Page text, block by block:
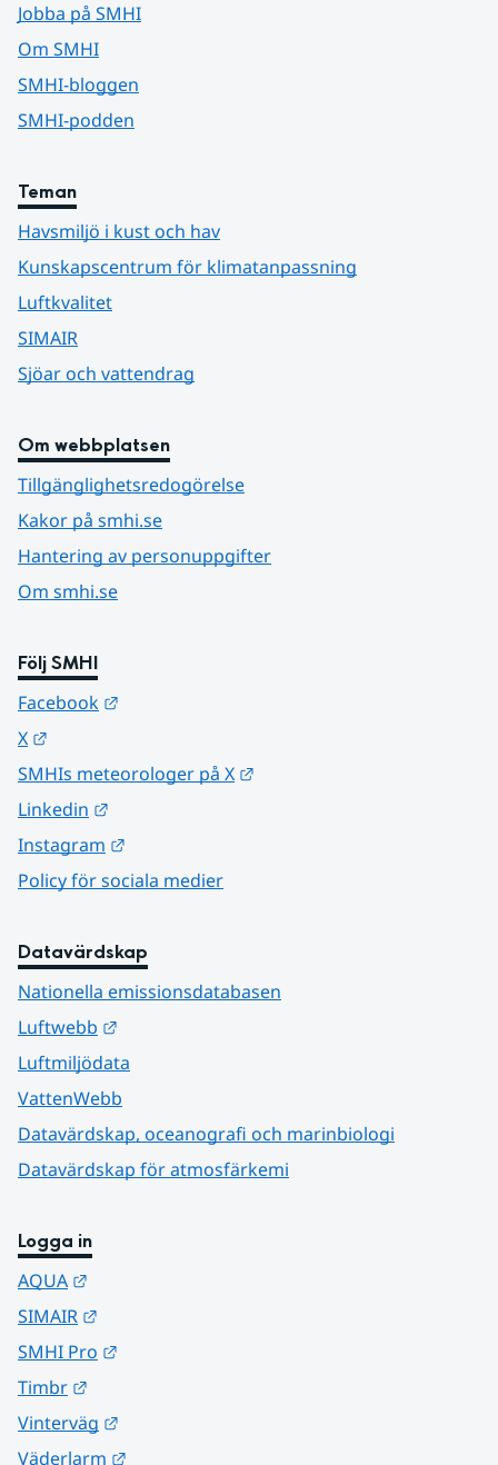
Jobba på SMHI
Om SMHI
SMHI-bloggen
SMHI-podden
Teman
Havsmiljö i kust och hav
Kunskapscentrum för klimatanpassning
Luftkvalitet
SIMAIR
Sjöar och vattendrag
Om webbplatsen
Tillgänglighetsredogörelse
Kakor på smhi.se
Hantering av personuppgifter
Om smhi.se
Följ SMHI
Facebook
X
SMHIs meteorologer på X
Linkedin
Instagram
Policy för sociala medier
Datavärdskap
Nationella emissionsdatabasen
Luftwebb
Luftmiljödata
VattenWebb
Datavärdskap, oceanografi och marinbiologi
Datavärdskap för atmosfärkemi
Logga in
AQUA
SIMAIR
SMHI Pro
Timbr
Vinterväg
Väderlarm